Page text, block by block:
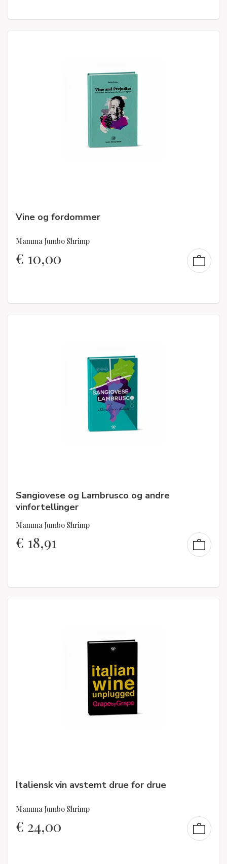
Vine og fordommer
Mamma Jumbo Shrimp
€ 10,00
Sangiovese og Lambrusco og andre
vinfortellinger
Mamma Jumbo Shrimp
€ 18,91
Italiensk vin avstemt drue for drue
Mamma Jumbo Shrimp
€ 24,00